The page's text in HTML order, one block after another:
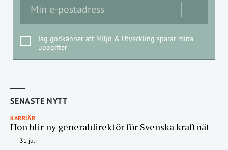
Jag godkänner att Miljö & Utveckling sparar mina
uppgifter
SENASTE NYTT
KARRIÄR
Hon blir ny generaldirektör för Svenska kraftnät
31 juli